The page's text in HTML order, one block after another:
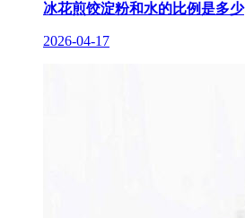
冰花煎饺淀粉和水的比例是多少
2026-04-17